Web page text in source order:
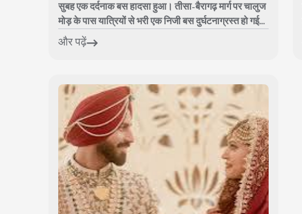
सुबह एक दर्दनाक बस हादसा हुआ। तीसा-बैरागढ़ मार्ग पर चालुज
मोड़ के पास यात्रियों से भरी एक निजी बस दुर्घटनाग्रस्त हो गई।
हादसे में सात लोगों की ...
और पढ़ें